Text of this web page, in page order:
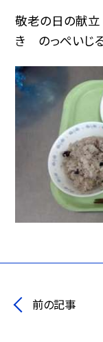
敬老の日の献
き のっぺいじ
前の記事